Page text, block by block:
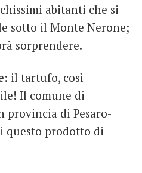
abitanti che si
sotto il Monte Nerone;
sorprendere.
: il tartufo, così
Il comune di
provincia di Pesaro-
questo prodotto di